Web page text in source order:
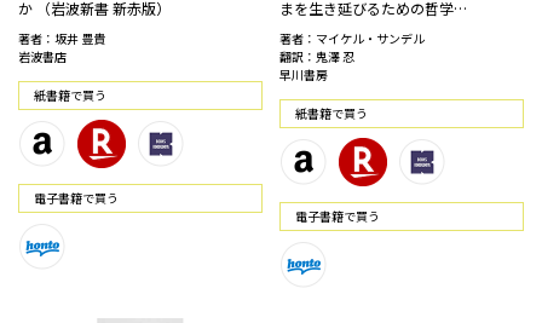
か （岩波新書 新赤版）
著者：坂井 豊貴
岩波書店
紙書籍で買う
電⼦書籍で買う
まを生き延びるための哲学…
著者：マイケル・サンデル
翻訳：鬼澤 忍
早川書房
紙書籍で買う
電⼦書籍で買う